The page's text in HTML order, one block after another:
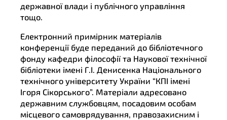
державної влади і публічного управління
тощо.
Електронний примірник матеріалів
конференції буде переданий до бібліотечного
фонду кафедри філософії та Наукової технічної
бібліотеки імені Г.І. Денисенка Національного
технічного університету України “КПІ імені
Ігоря Сікорського”. Матеріали адресовано
державним службовцям, посадовим особам
місцевого самоврядування, правозахисним і